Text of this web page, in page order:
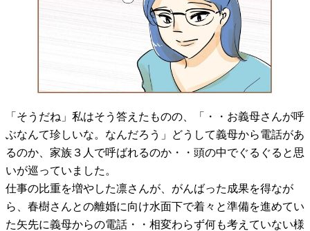
「そうだね」私はそう答えたものの、「・・お義母さんが呼
ぶなんて珍しいな。なんだろう」どうして義母から電話があ
るのか、家族３人で呼ばれるのか・・頭の中でぐるぐると思
いが巡っていました。
仕事の比重を増やした凛さんが、がんばった成果を得なが
ら、春樹さんとの離婚に向け水面下で着々と準備を進めてい
た矢先に義母からの電話・・相変わらず何も考えていない様